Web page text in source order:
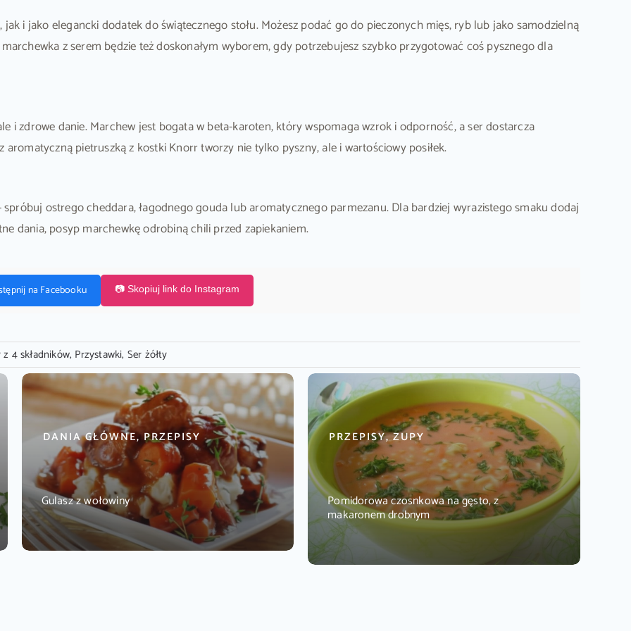
i jako elegancki dodatek do świątecznego stołu. Możesz podać go do pieczonych mięs, ryb lub jako samodzielną
z serem będzie też doskonałym wyborem, gdy potrzebujesz szybko przygotować coś pysznego dla
i zdrowe danie. Marchew jest bogata w beta-karoten, który wspomaga wzrok i odporność, a ser dostarcza
aromatyczną pietruszką z kostki Knorr tworzy nie tylko pyszny, ale i wartościowy posiłek.
ostrego cheddara, łagodnego gouda lub aromatycznego parmezanu. Dla bardziej wyrazistego smaku dodaj
dania, posyp marchewkę odrobiną chili przed zapiekaniem.
na Facebooku 📷 Skopiuj link do Instagram
4 składników, Przystawki, Ser żółty
DANIA GŁÓWNE, PRZEPISY
Gulasz z wołowiny
PRZEPISY, ZUPY
Pomidorowa czosnkowa na gęsto, z
makaronem drobnym